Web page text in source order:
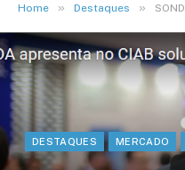
Home » Destaques » SONDA
DESTAQUES MERCADO